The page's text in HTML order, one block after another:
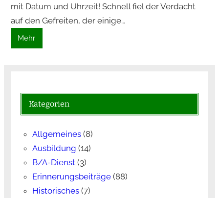
mit Datum und Uhrzeit! Schnell fiel der Verdacht
auf den Gefreiten, der einige…
Mehr
Kategorien
Allgemeines(8)
Ausbildung (14)
B/A-Dienst(3)
Erinnerungsbeiträge(88)
Historisches(7)